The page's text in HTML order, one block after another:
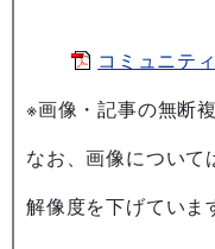
コミュニテ
※画像・記事の無断
なお、画像につい
解像度を下げていま